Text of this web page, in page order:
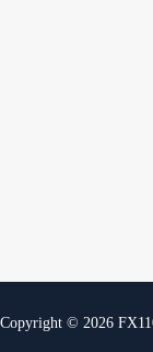
Copyright © 2026